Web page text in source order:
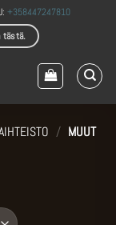
+358447247810
tästä.
/ MUUT